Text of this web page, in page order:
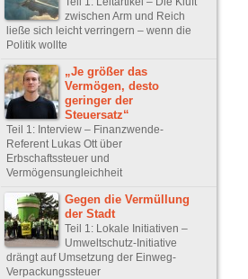
zwischen Arm und Reich
ließe sich leicht verringern – wenn die
Politik wollte
„Je größer das
Vermögen, desto
geringer der
Steuersatz“
Teil 1: Interview – Finanzwende-
Referent Lukas Ott über
Erbschaftssteuer und
Vermögensungleichheit
Gegen die Vermüllung
der Stadt
Teil 1: Lokale Initiativen –
Umweltschutz-Initiative
drängt auf Umsetzung der Einweg-
Verpackungssteuer